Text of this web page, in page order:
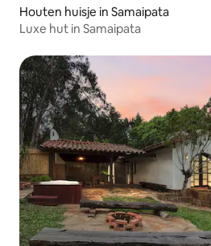
Houten huisje in Samaipata
Luxe hut in Samaipata